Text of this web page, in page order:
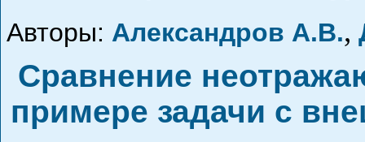
Авторы: Александров А.В.,
Сравнение
примере задачи с